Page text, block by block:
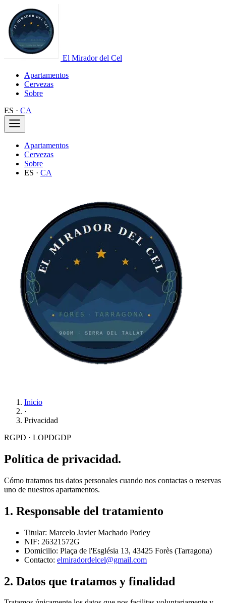
El Mirador del Cel
Apartamentos
Cervezas
Sobre
ES · CA
Apartamentos
Cervezas
Sobre
ES · CA
Inicio
·
Privacidad
RGPD · LOPDGDP
Política de privacidad.
Cómo tratamos tus datos personales cuando nos contactas o reservas
uno de nuestros apartamentos.
1. Responsable del tratamiento
Titular: Marcelo Javier Machado Porley
NIF: 26321572G
Domicilio: Plaça de l'Església 13, 43425 Forès (Tarragona)
Contacto: elmiradordelcel@gmail.com
2. Datos que tratamos y finalidad